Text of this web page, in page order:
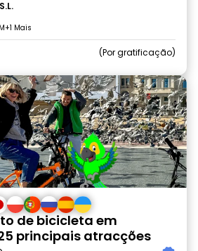
+1 Mais
Por gratificação
de bicicleta em
principais atracções